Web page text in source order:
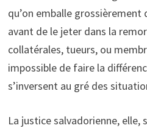
qu’on emballe grossièrement
avant de le jeter dans la
collatérales, tueurs, ou
impossible de faire la
s’inversent au gré des
La justice salvadorienne, elle,